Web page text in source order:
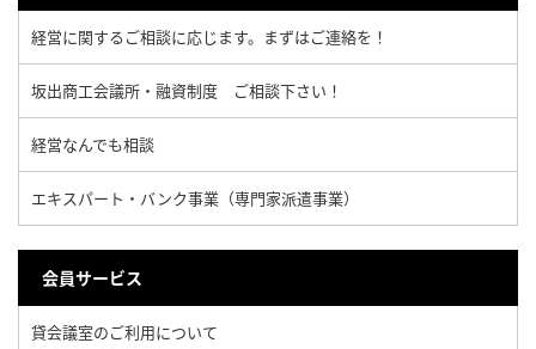
経営に関するご相談に応じます。まずはご連絡を！
坂出商工会議所・融資制度 ご相談下さい！
経営なんでも相談
エキスパート・バンク事業（専門家派遣事業）
会員サービス
貸会議室のご利用について